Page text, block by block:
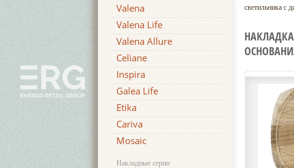
Valena
Valena Life
Valena Allure
Celiane
Inspira
Galea Life
Etika
Cariva
Mosaic
Накладные серии
светильника с